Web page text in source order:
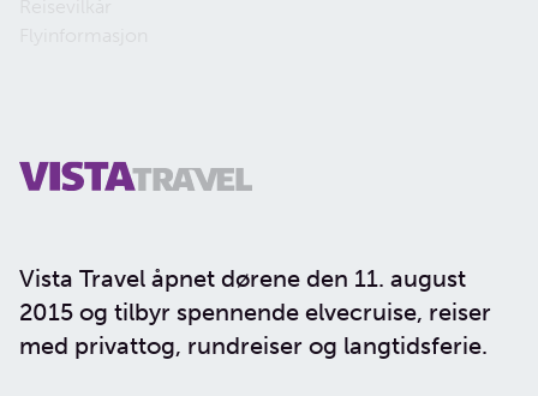
Vista Travel åpnet dørene den 11. august
2015 og tilbyr spennende elvecruise, reiser
med privattog, rundreiser og langtidsferie.